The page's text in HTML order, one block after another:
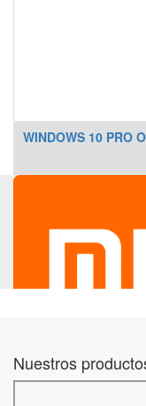
WINDOWS 10 PRO
Nuestros